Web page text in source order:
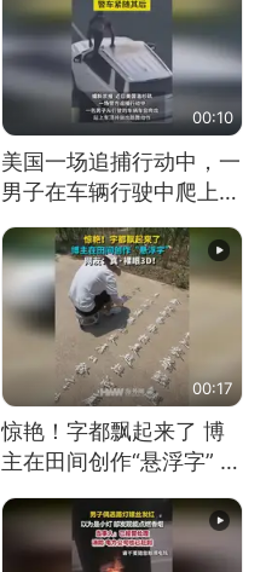
00:10
美国一场追捕行动中，一
男子在车辆行驶中爬上车
顶跳舞。（新京报）
00:17
惊艳！字都飘起来了 博
主在田间创作“悬浮字” 网
友：真·裸眼3D！